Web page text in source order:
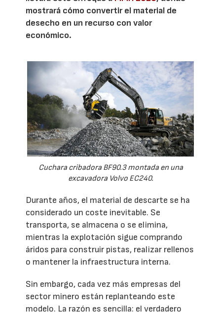
mostrará cómo convertir el material de
desecho en un recurso con valor
económico.
Cuchara cribadora BF90.3 montada en una
excavadora Volvo EC240.
Durante años, el material de descarte se ha
considerado un coste inevitable. Se
transporta, se almacena o se elimina,
mientras la explotación sigue comprando
áridos para construir pistas, realizar rellenos
o mantener la infraestructura interna.
Sin embargo, cada vez más empresas del
sector minero están replanteando este
modelo. La razón es sencilla: el verdadero